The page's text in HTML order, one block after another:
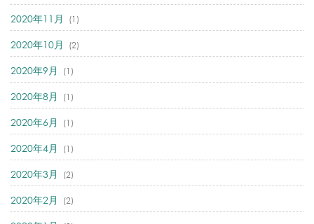
2020年11月 (1)
2020年10月 (2)
2020年9月 (1)
2020年8月 (1)
2020年6月 (1)
2020年4月 (1)
2020年3月 (2)
2020年2月 (2)